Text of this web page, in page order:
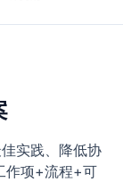
实践、降低协
作项+流程+可